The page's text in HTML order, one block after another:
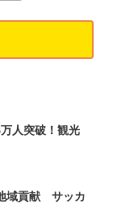
人突破！観光
域貢献 サッカ